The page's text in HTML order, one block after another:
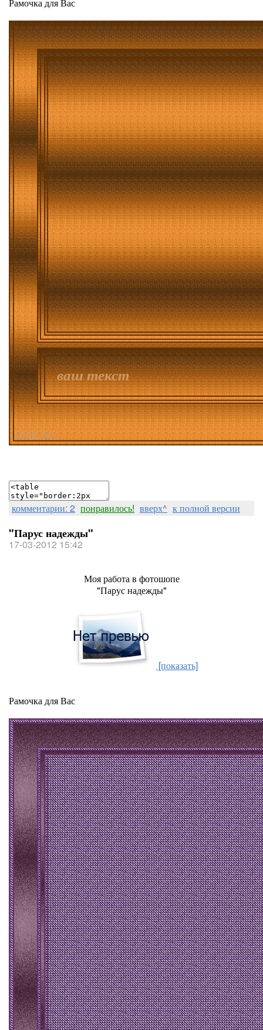
ваш текст
Lady_Ko
комментарии: 2 понравилось! вверх^ к полной версии
"Парус надежды"
17-03-2012 15:42
Моя работа в фотошопе
"Парус надежды"
[показать]
Рамочка для Вас